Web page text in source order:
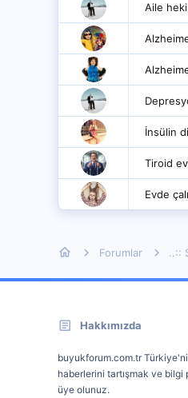
Aile
İnsülin
Tiroid
Evde
Forumlar ..::
Hakkımızda
buyukforum.com.tr
haberlerini tartışmak ve bilgi
üye olunuz.